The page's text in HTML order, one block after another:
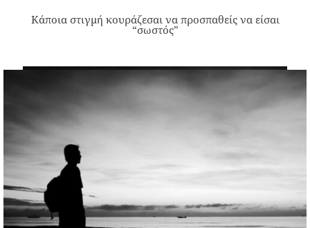
Κάποια στιγμή κουράζεσαι να προσπαθείς να είσαι
“σωστός”